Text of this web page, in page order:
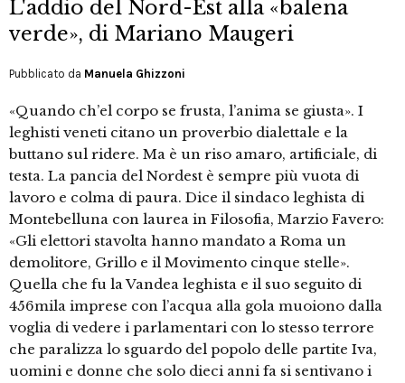
L'addio del Nord-Est alla «balena
verde», di Mariano Maugeri
Pubblicato da Manuela Ghizzoni
«Quando ch’el corpo se frusta, l’anima se giusta». I
leghisti veneti citano un proverbio dialettale e la
buttano sul ridere. Ma è un riso amaro, artificiale, di
testa. La pancia del Nordest è sempre più vuota di
lavoro e colma di paura. Dice il sindaco leghista di
Montebelluna con laurea in Filosofia, Marzio Favero:
«Gli elettori stavolta hanno mandato a Roma un
demolitore, Grillo e il Movimento cinque stelle».
Quella che fu la Vandea leghista e il suo seguito di
456mila imprese con l’acqua alla gola muoiono dalla
voglia di vedere i parlamentari con lo stesso terrore
che paralizza lo sguardo del popolo delle partite Iva,
uomini e donne che solo dieci anni fa si sentivano i